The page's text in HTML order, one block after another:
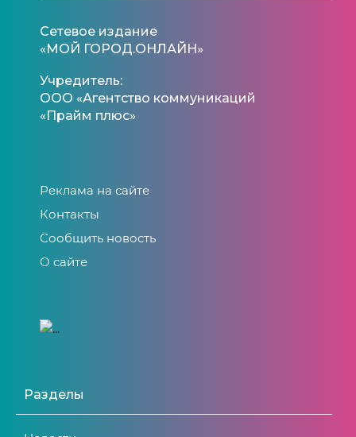
Сетевое издание
«МОЙ ГОРОД.ОНЛАЙН»
Учредитель:
ООО «Агентство коммуникаций
«Прайм плюс»
Реклама на сайте
Контакты
Сообщить новость
О сайте
Разделы